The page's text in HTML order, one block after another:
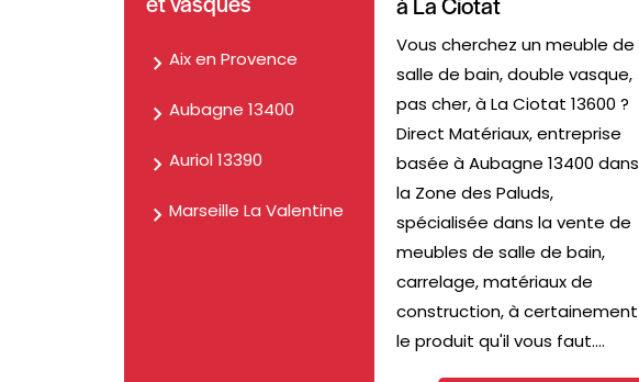
Aix en Provence
Aubagne 13400
Auriol 13390
Marseille La Valentine
Vous cherchez un meuble de
salle de bain, double vasque,
pas cher, à La Ciotat 13600 ?
Direct Matériaux, entreprise
basée à Aubagne 13400 dans
la Zone des Paluds,
spécialisée dans la vente de
meubles de salle de bain,
carrelage, matériaux de
construction, à certainement
le produit qu'il vous faut....